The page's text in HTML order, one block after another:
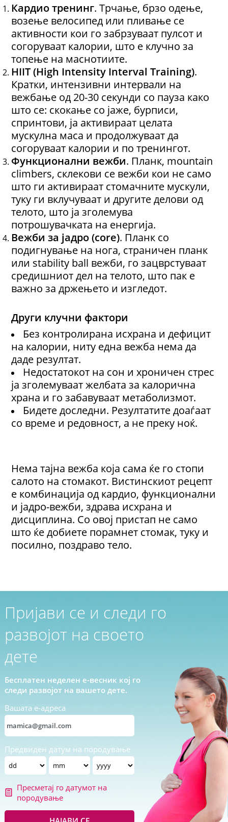
Кардио тренинг. Трчање, брзо одење,
возење велосипед или пливање се
активности кои го забрзуваат пулсот и
согоруваат калории, што е клучно за
топење на маснотиите.
HIIT (High Intensity Interval Training).
Кратки, интензивни интервали на
вежбање од 20-30 секунди со пауза како
што се: скокање со јаже, бурписи,
спринтови, ја активираат целата
мускулна маса и продолжуваат да
согоруваат калории и по тренингот.
Функционални вежби. Планк, mountain
climbers, склекови се вежби кои не само
што ги активираат стомачните мускули,
туку ги вклучуваат и другите делови од
телото, што ја зголемува
потрошувачката на енергија.
Вежби за јадро (core). Планк со
подигнување на нога, страничен планк
или stability ball вежби, го зацврстуваат
средишниот дел на телото, што пак е
важно за држењето и изгледот.
Други клучни фактори
Без контролирана исхрана и дефицит
на калории, ниту една вежба нема да
даде резултат.
Недостатокот на сон и хроничен стрес
ја зголемуваат желбата за калорична
храна и го забавуваат метаболизмот.
Бидете доследни. Резултатите доаѓаат
со време и редовност, а не преку ноќ.
Нема тајна вежба која сама ќе го стопи
салото на стомакот. Вистинскиот рецепт
е комбинација од кардио, функционални
и јадро-вежби, здрава исхрана и
дисциплина. Со овој пристап не само
што ќе добиете порамнет стомак, туку и
посилно, поздраво тело.
Пријави се и следи го
развојот на своето
дете
Бесплатен неделен е-весник кој го
следи развојот на вашето дете.
Вашата е-адреса
Предвиден датум на породување
Пресметај го датумот на
породување